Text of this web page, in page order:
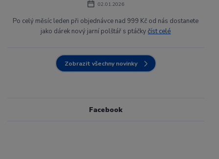
02.01.2026
Po celý měsíc leden při objednávce nad 999 Kč od nás dostanete
jako dárek nový jarní polštář s ptáčkyčíst celé
Zobrazit všechny novinky
Facebook